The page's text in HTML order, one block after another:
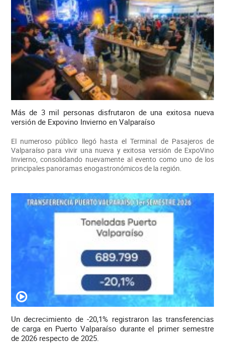
Más de 3 mil personas disfrutaron de una exitosa nueva
versión de Expovino Invierno en Valparaíso
El numeroso público llegó hasta el Terminal de Pasajeros de
Valparaíso para vivir una nueva y exitosa versión de ExpoVino
Invierno, consolidando nuevamente al evento como uno de los
principales panoramas enogastronómicos de la región.
Un decrecimiento de -20,1% registraron las transferencias
de carga en Puerto Valparaíso durante el primer semestre
de 2026 respecto de 2025.